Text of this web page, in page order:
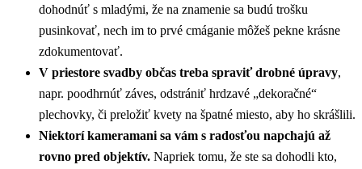
dohodnúť s mladými, že na znamenie sa budú trošku
pusinkovať, nech im to prvé cmáganie môžeš pekne krásne
zdokumentovať.
V priestore svadby občas treba spraviť drobné úpravy,
napr. poodhrnúť záves, odstrániť hrdzavé „dekoračné“
plechovky, či preložiť kvety na špatné miesto, aby ho skrášlili.
Niektorí kameramani sa vám s radosťou napchajú až
rovno pred objektív. Napriek tomu, že ste sa dohodli kto,